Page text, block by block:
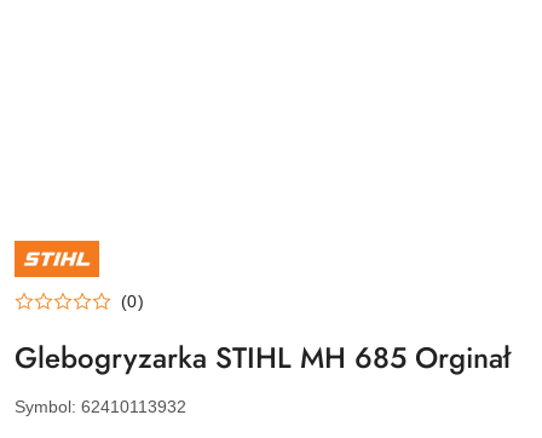
NAZWA
PRODUCENTA:
STIHL
(0)
Glebogryzarka STIHL MH 685 Orginał
Symbol: 62410113932